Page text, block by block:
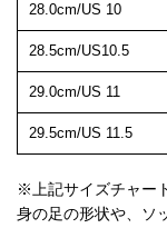
28.0cm/US 10
28.5cm/US10.5
29.0cm/US 11
29.5cm/US 11.5
※上記サイズチャー
身の足の形状や、ソ